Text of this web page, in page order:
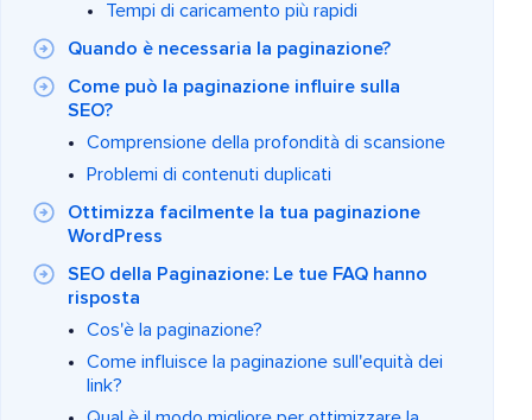
Tempi di caricamento più rapidi
Quando è necessaria la paginazione?
Come può la paginazione influire sulla
SEO?
Comprensione della profondità di scansione
Problemi di contenuti duplicati
Ottimizza facilmente la tua paginazione
WordPress
SEO della Paginazione: Le tue FAQ hanno
risposta
Cos'è la paginazione?
Come influisce la paginazione sull'equità dei
link?